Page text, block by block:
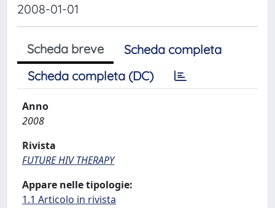
2008-01-01
Scheda breve
Scheda completa
Scheda completa (DC)
Anno
2008
Rivista
FUTURE HIV THERAPY
Appare nelle tipologie:
1.1 Articolo in rivista